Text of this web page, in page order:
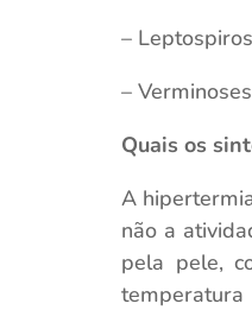
–
–
Quais os
A
não a
pela pele,